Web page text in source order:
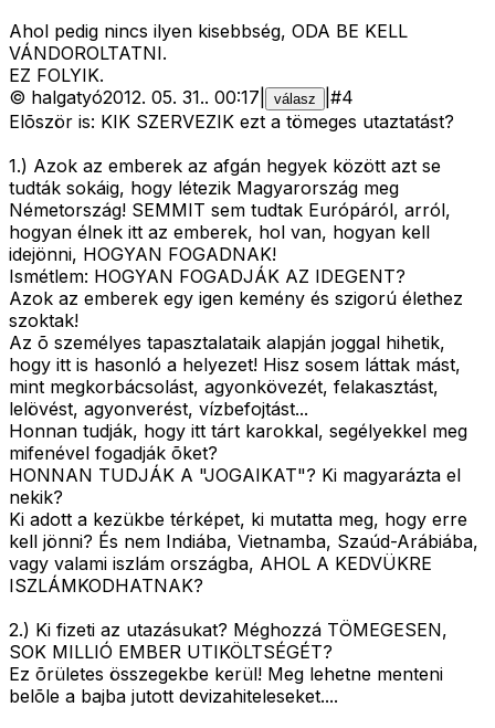
Ahol pedig nincs ilyen kisebbség, ODA BE KELL
VÁNDOROLTATNI.
EZ FOLYIK.
© halgatyó2012. 05. 31.. 00:17 válasz #4
Elõször is: KIK SZERVEZIK ezt a tömeges utaztatást?
1.) Azok az emberek az afgán hegyek között azt se
tudták sokáig, hogy létezik Magyarország meg
Németország! SEMMIT sem tudtak Európáról, arról,
hogyan élnek itt az emberek, hol van, hogyan kell
idejönni, HOGYAN FOGADNAK!
Ismétlem: HOGYAN FOGADJÁK AZ IDEGENT?
Azok az emberek egy igen kemény és szigorú élethez
szoktak!
Az õ személyes tapasztalataik alapján joggal hihetik,
hogy itt is hasonló a helyezet! Hisz sosem láttak mást,
mint megkorbácsolást, agyonkövezét, felakasztást,
lelövést, agyonverést, vízbefojtást...
Honnan tudják, hogy itt tárt karokkal, segélyekkel meg
mifenével fogadják õket?
HONNAN TUDJÁK A "JOGAIKAT"? Ki magyarázta el
nekik?
Ki adott a kezükbe térképet, ki mutatta meg, hogy erre
kell jönni? És nem Indiába, Vietnamba, Szaúd-Arábiába,
vagy valami iszlám országba, AHOL A KEDVÜKRE
ISZLÁMKODHATNAK?
2.) Ki fizeti az utazásukat? Méghozzá TÖMEGESEN,
SOK MILLIÓ EMBER UTIKÖLTSÉGÉT?
Ez õrületes összegekbe kerül! Meg lehetne menteni
belõle a bajba jutott devizahiteleseket....